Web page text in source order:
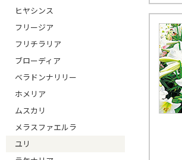
ヒヤシンス
フリージア
フリチラリア
ブローディア
ベラドンナリリー
ホメリア
ムスカリ
メラスファエルラ
ユリ